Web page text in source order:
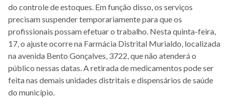
do controle de estoques. Em função disso, os serviços
precisam suspender temporariamente para que os
profissionais possam efetuar o trabalho. Nesta quinta-feira,
17, o ajuste ocorre na Farmácia Distrital Murialdo, localizada
na avenida Bento Gonçalves, 3722, que não atenderá o
público nessas datas. A retirada de medicamentos pode ser
feita nas demais unidades distritais e dispensários de saúde
do município.